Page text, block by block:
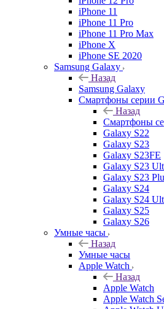
iPhone 11
iPhone 11 Pro
iPhone 11 Pro Max
iPhone X
iPhone SE 2020
Samsung Galaxy
Назад
Samsung Galaxy
Смартфоны серии
Назад
Смартфоны
Galaxy S22
Galaxy S23
Galaxy S23FE
Galaxy S23
Galaxy S23
Galaxy S24
Galaxy S24
Galaxy S25
Galaxy S26
Умные часы
Назад
Умные часы
Apple Watch
Назад
Apple Watch
Apple Watch